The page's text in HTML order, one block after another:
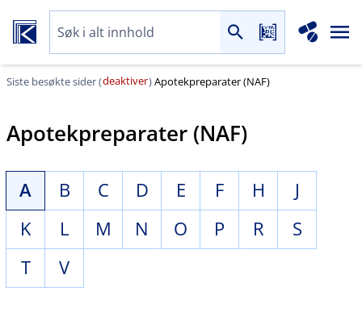
Siste besøkte sider (deaktiver)Apotekpreparater (NAF)
Apotekpreparater (NAF)
A B C D E F H
J
K
L M N O P R
S
T
V